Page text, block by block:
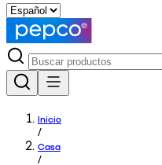
Inicio
/
Casa
/